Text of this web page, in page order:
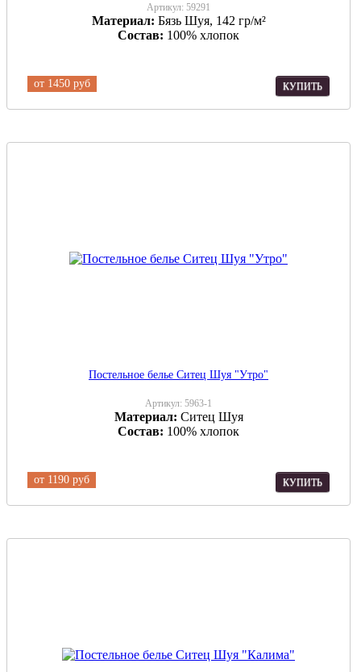
Артикул: 59291
Материал: Бязь Шуя, 142 гр/м²
Состав: 100% хлопок
от 1450 руб КУПИТЬ
Постельное белье Ситец Шуя "Утро"
Артикул: 5963-1
Материал: Ситец Шуя
Состав: 100% хлопок
от 1190 руб КУПИТЬ